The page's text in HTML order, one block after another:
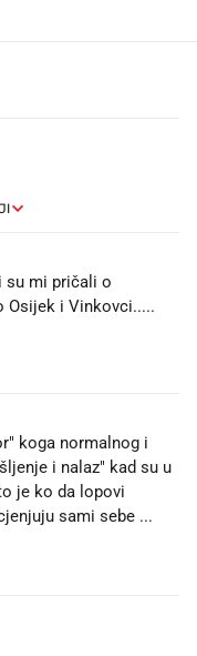
su mi pričali o
Osijek i Vinkovci.....
koga normalnog i
i nalaz" kad su u
je ko da lopovi
sami sebe ...